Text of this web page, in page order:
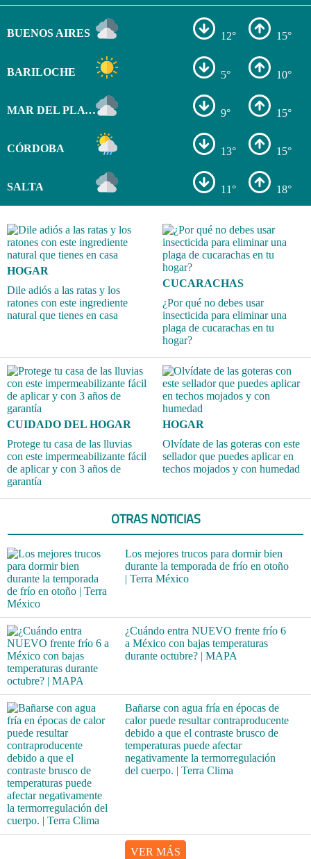
BUENOS AIRES 12° 15°
BARILOCHE 5° 10°
MAR DEL PLATA 9° 15°
CÓRDOBA 13° 15°
SALTA 11° 18°
HOGAR
Dile adiós a las ratas y los
ratones con este ingrediente
natural que tienes en casa
CUCARACHAS
¿Por qué no debes usar
insecticida para eliminar una
plaga de cucarachas en tu
hogar?
CUIDADO DEL HOGAR
Protege tu casa de las lluvias
con este impermeabilizante fácil
de aplicar y con 3 años de
garantía
HOGAR
Olvídate de las goteras con este
sellador que puedes aplicar en
techos mojados y con humedad
OTRAS NOTICIAS
Los mejores trucos para dormir bien
durante la temporada de frío en otoño
| Terra México
¿Cuándo entra NUEVO frente frío 6
a México con bajas temperaturas
durante octubre? | MAPA
Bañarse con agua fría en épocas de
calor puede resultar contraproducente
debido a que el contraste brusco de
temperaturas puede afectar
negativamente la termorregulación
del cuerpo. | Terra Clima
VER MÁS